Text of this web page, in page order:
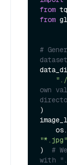
from
from
#
dataset
"./
own
)
"*.jpg"
) #
with